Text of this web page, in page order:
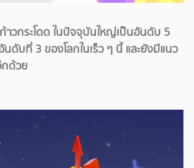
วกระโดด ในปัจจุบันใหญ่เป็นอันดับ 5
นดับที่ 3 ของโลกในเร็ว ๆ นี้ และยังมีแนว
กด้วย